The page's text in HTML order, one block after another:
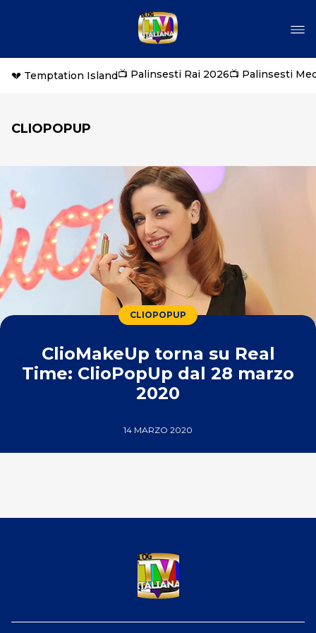
💔 Temptation Island📺 Palinsesti Rai 2026📺 Palinsesti
CLIOPOPUP
CLIOPOPUP
ClioMakeUp torna su Real
Time: ClioPopUp dal 28 marzo
2020
14 MARZO 2020